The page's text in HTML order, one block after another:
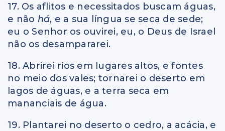
17. Os aflitos e necessitados buscam águas,
e não há, e a sua língua se seca de sede;
eu o Senhor os ouvirei, eu, o Deus de Israel
não os desampararei.
18. Abrirei rios em lugares altos, e fontes
no meio dos vales; tornarei o deserto em
lagos de águas, e a terra seca em
mananciais de água.
19. Plantarei no deserto o cedro, a acácia, e